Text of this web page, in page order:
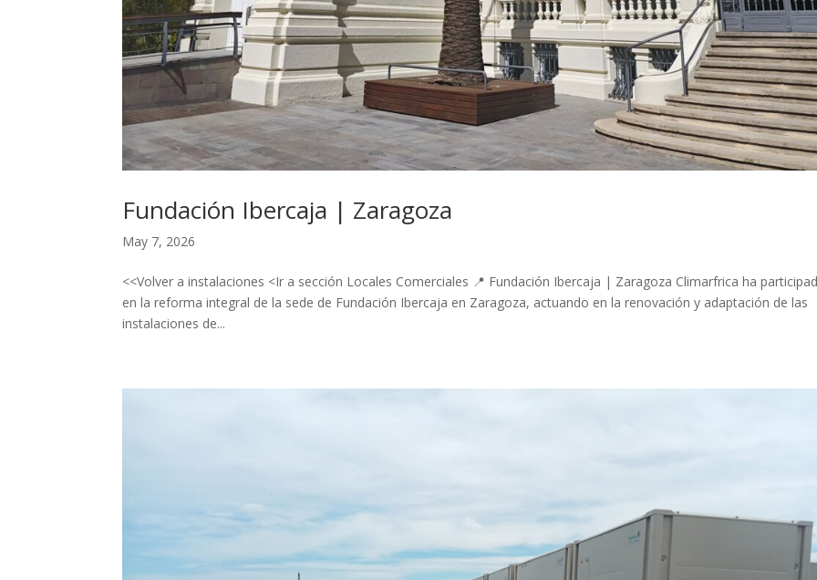
Fundación Ibercaja | Zaragoza
May 7, 2026
<<Volver a instalaciones <Ir a sección Locales Comerciales 📍 Fundación Ibercaja | Zaragoza Climarfrica ha
en la reforma integral de la sede de Fundación Ibercaja en Zaragoza, actuando en la renovación y adaptación de las
instalaciones de...